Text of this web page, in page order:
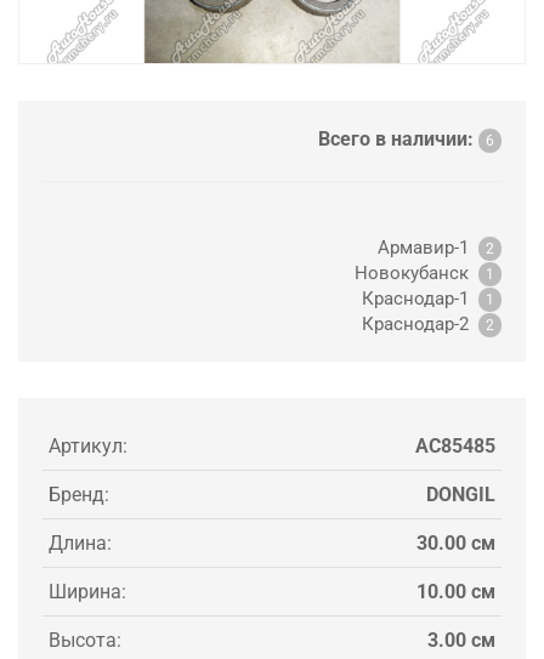
Всего в наличии: 6
Армавир-1 2
Новокубанск 1
Краснодар-1 1
Краснодар-2 2
Артикул: AC85485
Бренд: DONGIL
Длина: 30.00 см
Ширина: 10.00 см
Высота: 3.00 см